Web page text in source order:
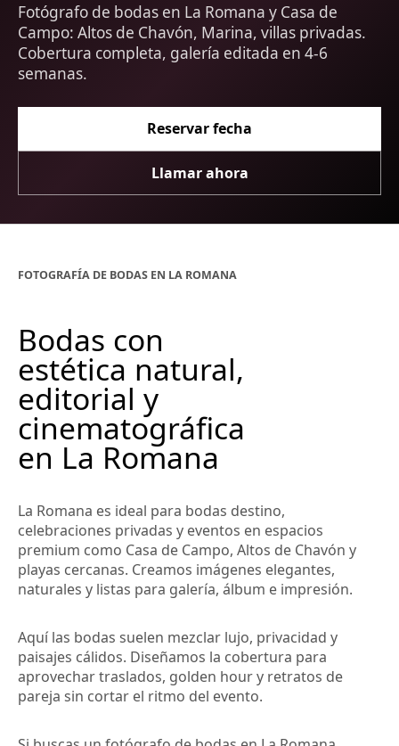
Fotógrafo de bodas en La Romana y Casa de
Campo: Altos de Chavón, Marina, villas privadas.
Cobertura completa, galería editada en 4-6
semanas.
Reservar fecha
Llamar ahora
FOTOGRAFÍA DE BODAS EN LA ROMANA
Bodas con
estética natural,
editorial y
cinematográfica
en La Romana
La Romana es ideal para bodas destino,
celebraciones privadas y eventos en espacios
premium como Casa de Campo, Altos de Chavón y
playas cercanas. Creamos imágenes elegantes,
naturales y listas para galería, álbum e impresión.
Aquí las bodas suelen mezclar lujo, privacidad y
paisajes cálidos. Diseñamos la cobertura para
aprovechar traslados, golden hour y retratos de
pareja sin cortar el ritmo del evento.